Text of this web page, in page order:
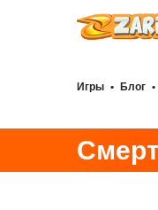
Игры • Блог •